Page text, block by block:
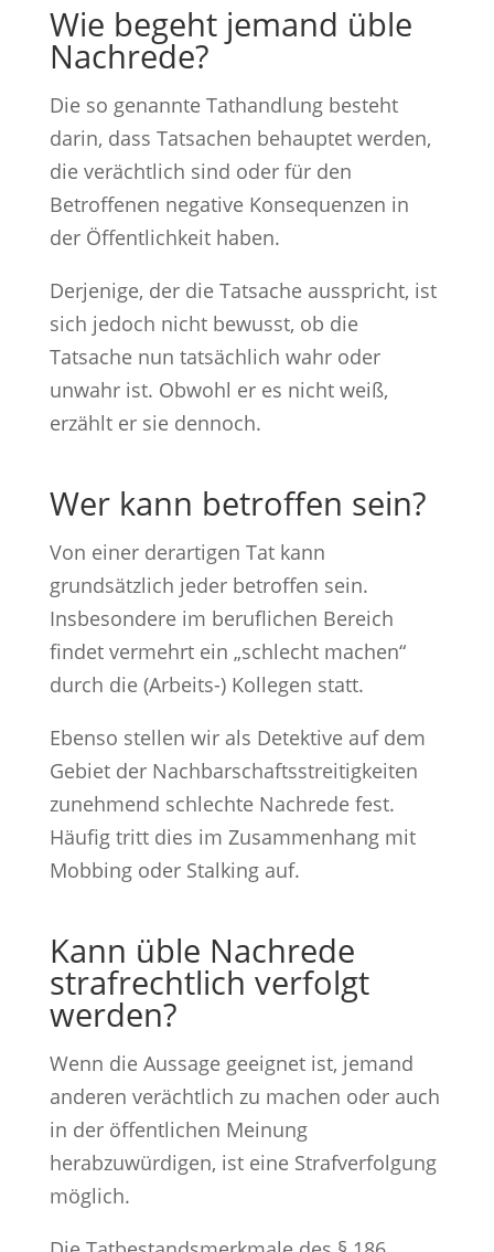
Wie begeht jemand üble
Nachrede?
Die so genannte Tathandlung besteht
darin, dass Tatsachen behauptet werden,
die verächtlich sind oder für den
Betroffenen negative Konsequenzen in
der Öffentlichkeit haben.
Derjenige, der die Tatsache ausspricht, ist
sich jedoch nicht bewusst, ob die
Tatsache nun tatsächlich wahr oder
unwahr ist. Obwohl er es nicht weiß,
erzählt er sie dennoch.
Wer kann betroffen sein?
Von einer derartigen Tat kann
grundsätzlich jeder betroffen sein.
Insbesondere im beruflichen Bereich
findet vermehrt ein „schlecht machen“
durch die (Arbeits-) Kollegen statt.
Ebenso stellen wir als Detektive auf dem
Gebiet der Nachbarschaftsstreitigkeiten
zunehmend schlechte Nachrede fest.
Häufig tritt dies im Zusammenhang mit
Mobbing oder Stalking auf.
Kann üble Nachrede
strafrechtlich verfolgt
werden?
Wenn die Aussage geeignet ist, jemand
anderen verächtlich zu machen oder auch
in der öffentlichen Meinung
herabzuwürdigen, ist eine Strafverfolgung
möglich.